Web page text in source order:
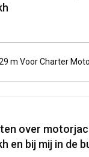
m Voor Charter
over
en bij mij in de